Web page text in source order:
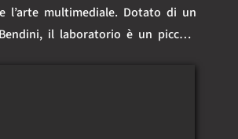
l’arte multimediale. Dotato di un
il laboratorio è un piccolo